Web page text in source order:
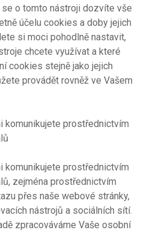
o tomto nástroji dozvíte vše
účelu cookies a doby jejich
si moci pohodlně nastavit,
chcete využívat a které
cookies stejně jako jejich
provádět rovněž ve Vašem
komunikujete prostřednictvím
komunikujete prostřednictvím
zejména prostřednictvím
přes naše webové stránky,
nástrojů a sociálních sítí.
zpracováváme Vaše osobní